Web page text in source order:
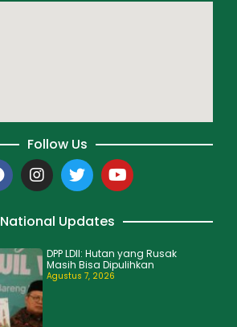
Follow Us
National Updates
DPP LDII: Hutan yang Rusak
Masih Bisa Dipulihkan
Agustus 7, 2026